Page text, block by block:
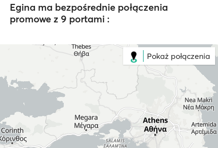
Egina ma bezpośrednie połączenia
promowe z 9 portami :
Pokaż połączenia